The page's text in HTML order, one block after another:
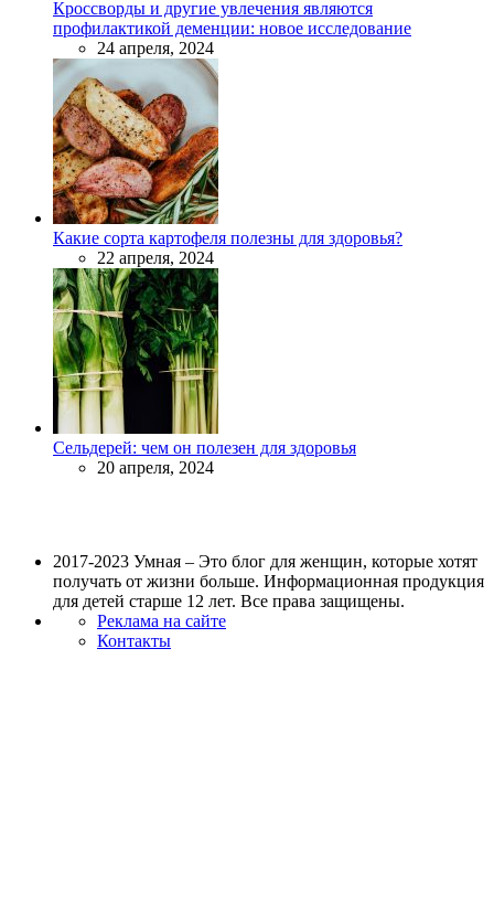
Кроссворды и другие увлечения являются
профилактикой деменции: новое исследование
24 апреля, 2024
Какие сорта картофеля полезны для здоровья?
22 апреля, 2024
Сельдерей: чем он полезен для здоровья
20 апреля, 2024
2017-2023 Умная – Это блог для женщин, которые хотят
получать от жизни больше. Информационная продукция
для детей старше 12 лет. Все права защищены.
Реклама на сайте
Контакты